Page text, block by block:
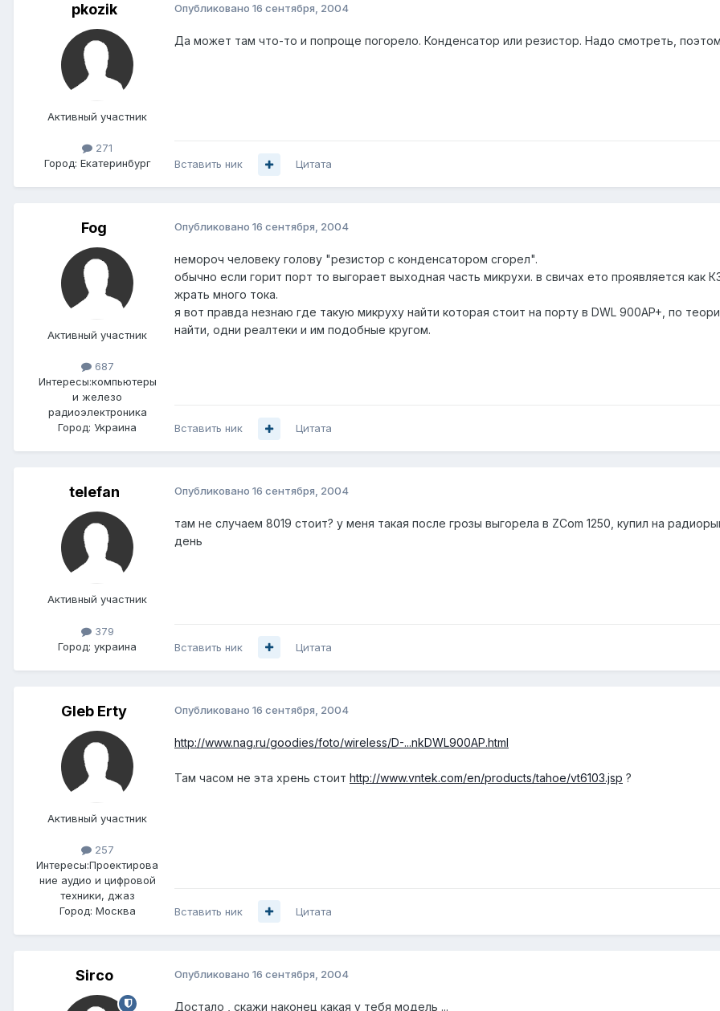
pkozik
Активный участник
271
Город: Екатеринбург
Опубликовано 16 сентября, 2004
Да может там что-то и попроще погорело. Конденсатор или резистор. Надо смотреть,
Вставить ник Цитата
Fog
Активный участник
687
Интересы:компьютеры
и железо
радиоэлектроника
Город: Украина
Опубликовано 16 сентября, 2004
немороч человеку голову "резистор с конденсатором сгорел".
обычно если горит порт то выгорает выходная часть микрухи. в свичах ето проявляется как
жрать много тока.
я вот правда незнаю где такую микруху найти которая стоит на порту в DWL 900AP+, по
найти, одни реалтеки и им подобные кругом.
Вставить ник Цитата
telefan
Активный участник
379
Город: украина
Опубликовано 16 сентября, 2004
там не случаем 8019 стоит? у меня такая после грозы выгорела в ZCom 1250, купил на
день
Вставить ник Цитата
Gleb Erty
Активный участник
257
Интересы:Проектирова
ние аудио и цифровой
техники, джаз
Город: Москва
Опубликовано 16 сентября, 2004
http://www.nag.ru/goodies/foto/wireless/D-...nkDWL900AP.html
Там часом не эта хрень стоит http://www.vntek.com/en/products/tahoe/vt6103.jsp ?
Вставить ник Цитата
Sirco Опубликовано 16 сентября, 2004
Достало , скажи наконец какая у тебя модель ...